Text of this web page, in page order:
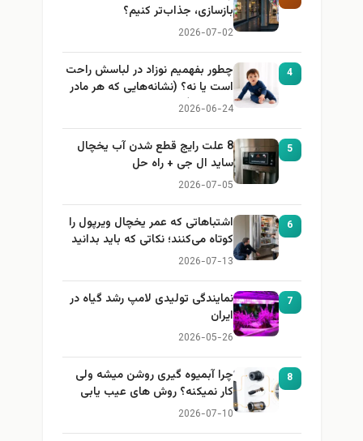
بازسازی، جذاب‌تر کنیم؟
2026-07-02
4
چطور بفهمیم نوزاد در لباسش راحت
است یا نه؟ (نشانه‌هایی که هر مادر
باید بداند)
2026-06-24
5
8 علت رایج قطع شدن آب یخچال
ساید ال جی + راه حل
2026-07-05
6
اشتباهاتی که عمر یخچال ویرپول را
کوتاه می‌کنند؛ نکاتی که باید بدانید
2026-07-13
7
نمایندگی تولیدی لامپ رشد گیاه در
ایران
2026-05-26
8
چرا آبمیوه گیری روشن میشه ولی
کار نمیکنه؟ روش های عیب یابی
2026-07-10